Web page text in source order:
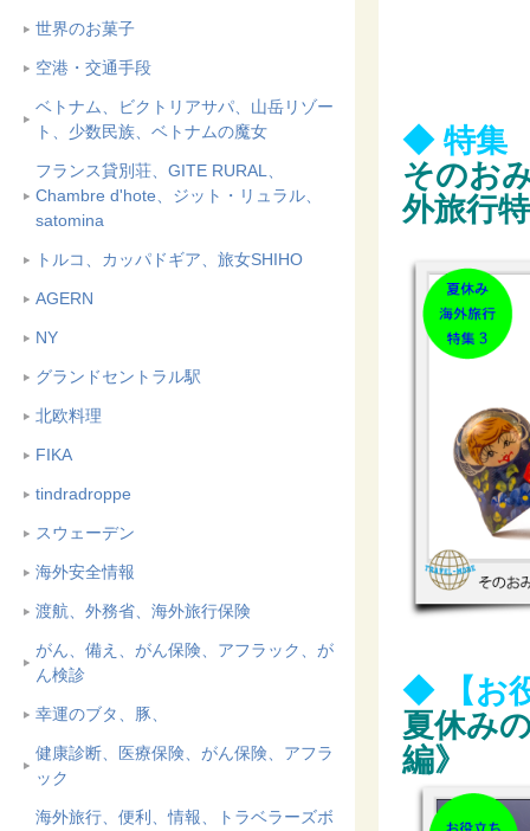
世界のお菓子
空港・交通手段
ベトナム、ビクトリアサパ、山岳リゾー
ト、少数民族、ベトナムの魔女
フランス貸別荘、GITE RURAL、
Chambre d'hote、ジット・リュラル、
satomina
トルコ、カッパドギア、旅女SHIHO
AGERN
NY
グランドセントラル駅
北欧料理
FIKA
tindradroppe
スウェーデン
海外安全情報
渡航、外務省、海外旅行保険
がん、備え、がん保険、アフラック、が
ん検診
幸運のブタ、豚、
健康診断、医療保険、がん保険、アフラ
ック
海外旅行、便利、情報、トラベラーズボ
◆ 特集
そのお
外旅行
◆ 【お
夏休み
編》